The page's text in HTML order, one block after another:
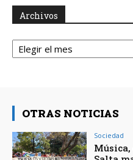
Archivos
Archivos
OTRAS NOTICIAS
Sociedad
Música,